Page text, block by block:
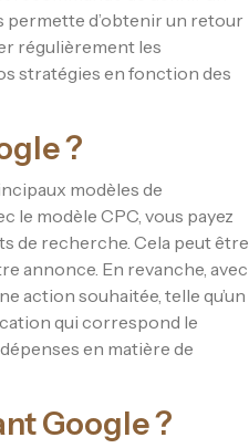
permette d’obtenir un retour
régulièrement les
stratégies en fonction des
?
modèles de
le modèle CPC, vous payez
de recherche. Cela peut être
annonce. En revanche, avec
action souhaitée, telle qu’un
qui correspond le
en matière de
Google ?